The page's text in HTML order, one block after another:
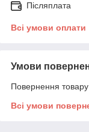
Післяплата
Всі умови оплати
Умови
Повернення
Всі умови